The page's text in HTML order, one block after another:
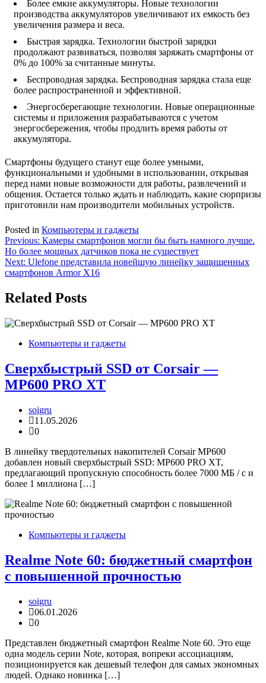
Более емкие аккумуляторы. Новые технологии
производства аккумуляторов увеличивают их емкость без
увеличения размера и веса.
Быстрая зарядка. Технологии быстрой зарядки
продолжают развиваться, позволяя заряжать смартфоны от
0% до 100% за считанные минуты.
Беспроводная зарядка. Беспроводная зарядка стала еще
более распространенной и эффективной.
Энергосберегающие технологии. Новые операционные
системы и приложения разрабатываются с учетом
энергосбережения, чтобы продлить время работы от
аккумулятора.
Смартфоны будущего станут еще более умными,
функциональными и удобными в использовании, открывая
перед нами новые возможности для работы, развлечений и
общения. Остается только ждать и наблюдать, какие сюрпризы
приготовили нам производители мобильных устройств.
Posted in Компьютеры и гаджеты
Навигация
по
записям
Previous: Камеры смартфонов могли бы быть намного лучше.
Но более мощных датчиков пока не существует
Next: Ulefone представила новейшую линейку защищенных
смартфонов Armor X16
Related Posts
Компьютеры и гаджеты
Сверхбыстрый SSD от Corsair —
MP600 PRO XT
soigru
11.05.2026
0
В линейку твердотельных накопителей Corsair MP600
добавлен новый сверхбыстрый SSD: MP600 PRO XT,
предлагающий пропускную способность более 7000 МБ / с и
более 1 миллиона […]
Компьютеры и гаджеты
Realme Note 60: бюджетный смартфон
с повышенной прочностью
soigru
06.01.2026
0
Представлен бюджетный смартфон Realme Note 60. Это еще
одна модель серии Note, которая, вопреки ассоциациям,
позиционируется как дешевый телефон для самых экономных
людей. Однако новинка […]